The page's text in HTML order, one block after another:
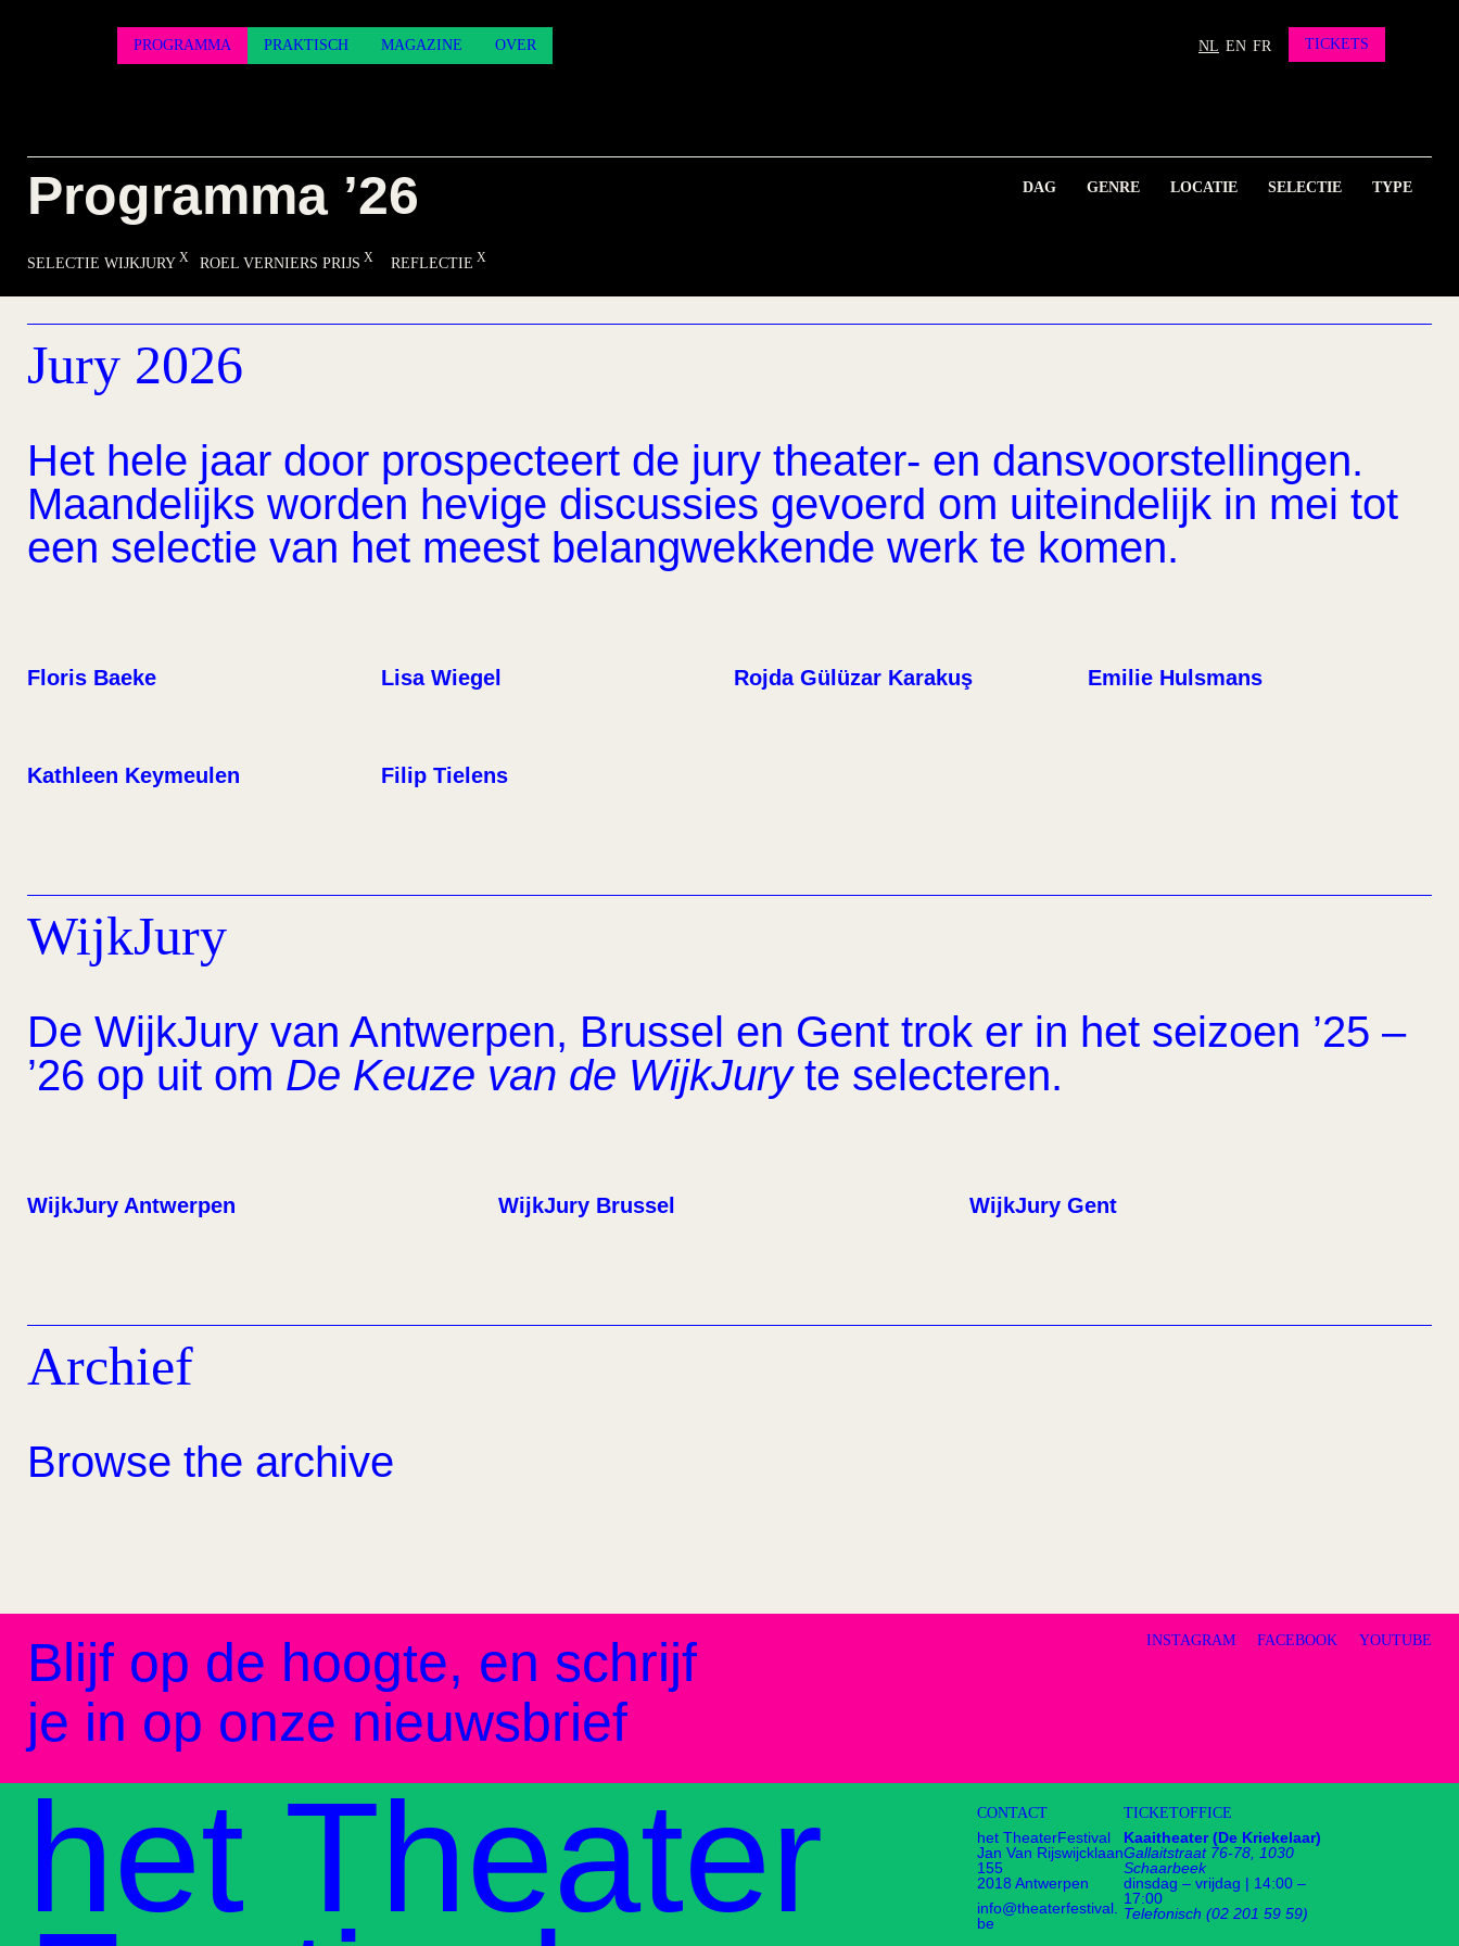
NL EN FR
PROGRAMMA PRAKTISCH MAGAZINE OVER TICKETS
Programma ’26 DAG GENRE LOCATIE SELECTIE TYPE
SELECTIE WIJKJURY ROEL VERNIERS PRIJS REFLECTIE
Jury 2026
Het hele jaar door prospecteert de jury theater- en dansvoorstellingen.
Maandelijks worden hevige discussies gevoerd om uiteindelijk in mei tot
een selectie van het meest belangwekkende werk te komen.
Floris Baeke Lisa Wiegel Rojda Gülüzar Karakuş Emilie Hulsmans
Kathleen Keymeulen Filip Tielens
WijkJury
De WijkJury van Antwerpen, Brussel en Gent trok er in het seizoen ’25 –
’26 op uit om De Keuze van de WijkJuryte selecteren.
WijkJury Antwerpen WijkJury Brussel WijkJury Gent
Archief
Browse the archive
Blijf op de hoogte, en schrijf
je in op onze nieuwsbrief
INSTAGRAM FACEBOOK YOUTUBE
het Theater CONTACT
het TheaterFestival
Jan Van Rijswijcklaan
155
2018 Antwerpen
info@theaterfestival.
be
TICKETOFFICE
Kaaitheater (De Kriekelaar)
Gallaitstraat 76-78, 1030
Schaarbeek
dinsdag – vrijdag | 14:00 –
17:00
Telefonisch (02 201 59 59)